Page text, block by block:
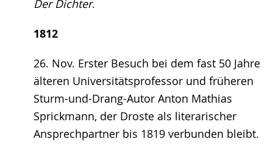
Der Dichter.
1812
26. Nov. Erster Besuch bei dem fast 50 Jahre
älteren Universitätsprofessor und früheren
Sturm-und-Drang-Autor Anton Mathias
Sprickmann, der Droste als literarischer
Ansprechpartner bis 1819 verbunden bleibt.